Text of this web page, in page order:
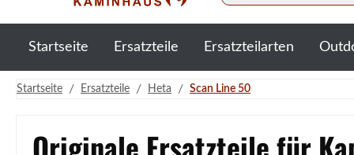
Startseite Ersatzteile Ersatzteilarten
Startseite / Ersatzteile / Heta / Scan Line 50